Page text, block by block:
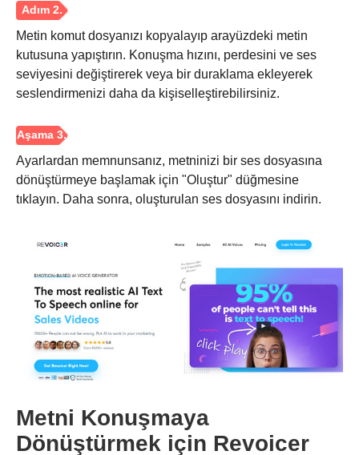
Aşama 1.
Metin komut dosyanızı kopyalayıp arayüzdeki metin
kutusuna yapıştırın. Konuşma hızını, perdesini ve ses
seviyesini değiştirerek veya bir duraklama ekleyerek
seslendirmenizi daha da kişiselleştirebilirsiniz.
Ayarlardan memnunsanız, metninizi bir ses dosyasına
dönüştürmeye başlamak için "Oluştur" düğmesine
tıklayın. Daha sonra, oluşturulan ses dosyasını indirin.
Metni Konuşmaya
Dönüştürmek için Revoicer